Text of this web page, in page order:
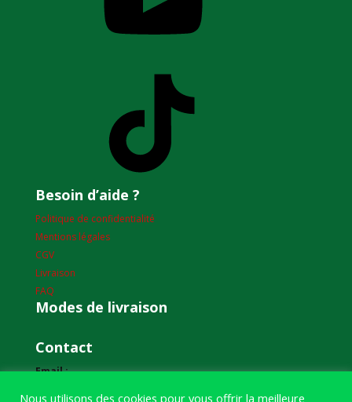
Besoin d’aide ?
Politique de confidentialité
Mentions légales
CGV
Livraison
FAQ
Modes de livraison
Contact
Email :
Nous utilisons des cookies pour vous offrir la meilleure